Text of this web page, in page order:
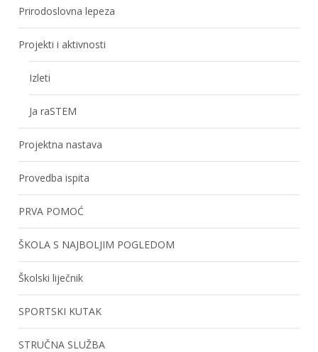
Prirodoslovna lepeza
Projekti i aktivnosti
Izleti
Ja raSTEM
Projektna nastava
Provedba ispita
PRVA POMOĆ
ŠKOLA S NAJBOLJIM POGLEDOM
Školski liječnik
SPORTSKI KUTAK
STRUČNA SLUŽBA